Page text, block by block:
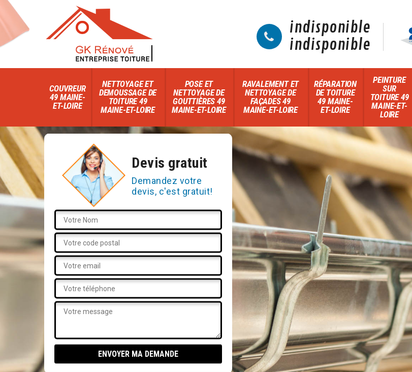
indisponible
indisponible
COUVREUR
49 MAINE-
ET-LOIRE
NETTOYAGE ET
DEMOUSSAGE DE
TOITURE 49
MAINE-ET-LOIRE
POSE ET
NETTOYAGE DE
GOUTTIÈRES 49
MAINE-ET-LOIRE
RAVALEMENT ET
NETTOYAGE DE
FAÇADES 49
MAINE-ET-LOIRE
RÉPARATION
DE TOITURE
49 MAINE-
ET-LOIRE
PEINTURE
SUR
TOITURE 49
MAINE-ET-
LOIRE
Devis gratuit
Demandez votre
devis, c'est gratuit!